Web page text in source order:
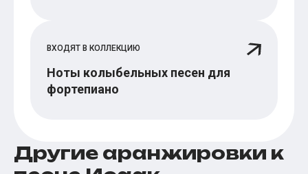
ВХОДЯТ В КОЛЛЕКЦИЮ
Ноты колыбельных песен для
фортепиано
Другие аранжировки к